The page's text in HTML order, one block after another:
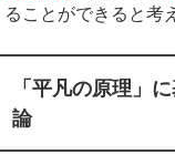
ることができると考
「平凡の原理」
論